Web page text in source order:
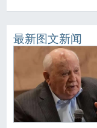
最新图文新闻